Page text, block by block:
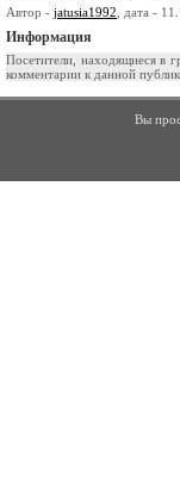
Автор - jatusia1992 , дата -
Информация
Посетители, находящиеся в
комментарии к данной
Вы